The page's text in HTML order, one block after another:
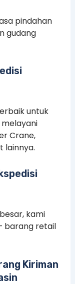
pindahan
gudang
untuk
Crane,
lainnya.
kami
barang retail
Kiriman